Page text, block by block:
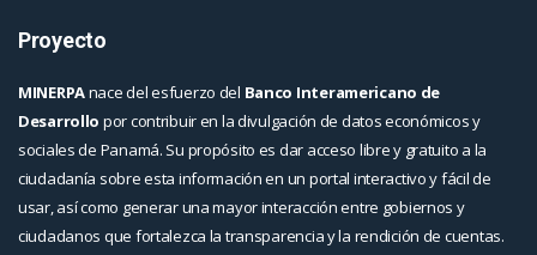
Proyecto
MINERPAnace del esfuerzo del Banco Interamericano de
Desarrollo por contribuir en la divulgación de datos económicos y
sociales de Panamá. Su propósito es dar acceso libre y gratuito a la
ciudadanía sobre esta información en un portal interactivo y fácil de
usar, así como generar una mayor interacción entre gobiernos y
ciudadanos que fortalezca la transparencia y la rendición de cuentas.